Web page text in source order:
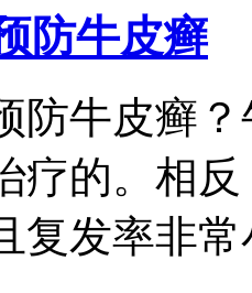
防牛皮癣
防牛皮癣
疗的。相
复发率非